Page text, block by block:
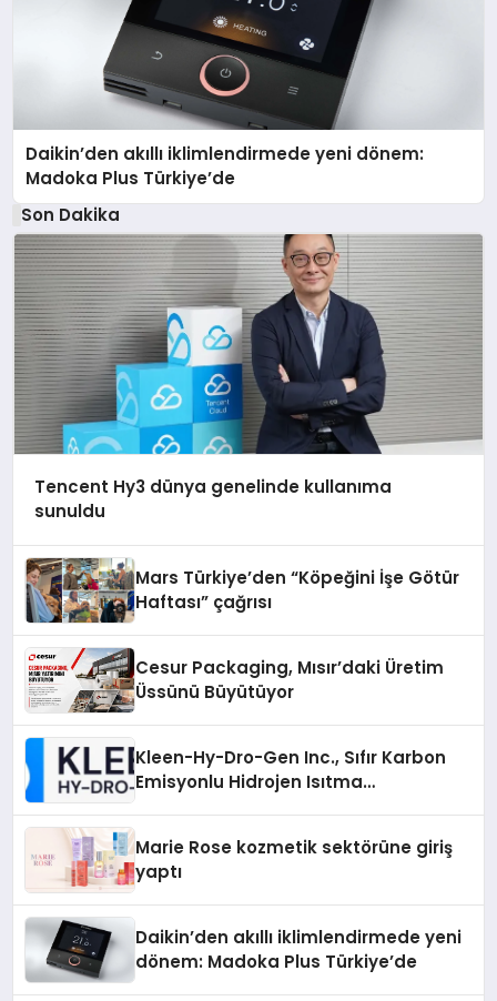
Daikin’den akıllı iklimlendirmede yeni dönem:
Madoka Plus Türkiye’de
Son Dakika
Tencent Hy3 dünya genelinde kullanıma
sunuldu
Mars Türkiye’den “Köpeğini İşe Götür
Haftası” çağrısı
Cesur Packaging, Mısır’daki Üretim
Üssünü Büyütüyor
Kleen-Hy-Dro-Gen Inc., Sıfır Karbon
Emisyonlu Hidrojen Isıtma
Marie Rose kozmetik sektörüne giriş
yaptı
Daikin’den akıllı iklimlendirmede yeni
dönem: Madoka Plus Türkiye’de